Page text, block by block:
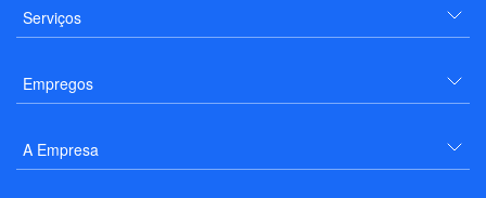
Serviços
Empregos
A Empresa